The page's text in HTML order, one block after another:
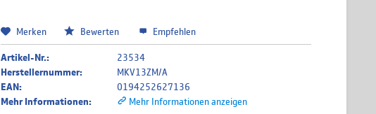
Merken Bewerten Empfehlen
Artikel-Nr.:
23534
Herstellernummer:
MKV13ZM/A
EAN:
0194252627136
Mehr Informationen:
Mehr Informationen anzeigen